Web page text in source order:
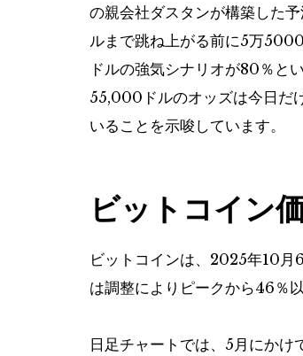
の親会社ダスタンが構築した
ルまで跳ね上がる前に5万
ドルの強気シナリオが80％と
55,000ドルのオッズは今日だ
いることを示唆しています。
ビットコイン
ビットコインは、2025年10月
は調整によりピークから46％
日足チャートでは、5月にか